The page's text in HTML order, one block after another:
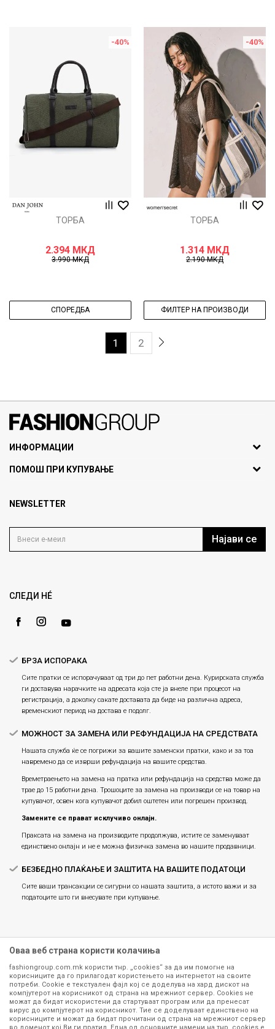
-40%
ТОРБА
2.394 МКД
3.990МКД
-40%
ТОРБА
1.314 МКД
2.190МКД
СПОРЕДБА ФИЛТЕР НА ПРОИЗВОДИ
1 2
ИНФОРМАЦИИ
За нас
Продавници
Блог
Gift Card
ПОМОШ ПРИ КУПУВАЊЕ
Политика на приватност
Како да купите
Замена и рефундација на производи
NEWSLETTER
Најави се
СЛЕДИ НÉ
БРЗА ИСПОРАКА
Сите пратки се испорачуваат од три до пет работни дена. Курирската служба
ги доставува нарачките на адресата која сте ја внеле при процесот на
регистрација, а доколку сакате доставата да биде на различна адреса,
временскиот период на достава е подолг.
МОЖНОСТ ЗА ЗАМЕНА ИЛИ РЕФУНДАЦИЈА НА СРЕДСТВАТА
Нашата служба ќе се погрижи за вашите заменски пратки, како и за тоа
навремено да се изврши рефундација на вашите средства.
Времетраењето на замена на пратка или рефундацијa на средства може да
трае до 15 работни дена. Трошоците за замена на производи се на товар на
купувачот, освен кога купувачот добил оштетен или погрешен производ.
Замените се прават исклучиво онлајн.
Праксата на замена на производите продолжува, истите се заменуваат
единствено онлајн и не е можна физичка замена во нашите продавници.
БЕЗБЕДНО ПЛАЌАЊЕ И ЗАШТИТА НА ВАШИТЕ ПОДАТОЦИ
Сите ваши трансакции се сигурни со нашата заштита, а истото важи и за
податоците што ги внесувате при купување.
Сите информации околу производите кои се изложени на нашата
онлајн продавница се стремиме да бидат конкретни, точни и прецизни,
Оваа веб страна користи колачиња
fashiongroup.com.mk користи тнр. „cookies“ за да им помогне на
корисниците да го прилагодат користењето на интернетот на своите
потреби. Cookie е текстуален фајл кој се доделува на хард дискот на
компјутерот на корисникот од страна на мрежниот сервер. Cookies не
можат да бидат искористени да стартуваат програм или да пренесат
вирус до компјутерот на корисникот. Тие се доделуваат единствено на
корисниците и можат да бидат прочитани од страна на мрежниот сервер